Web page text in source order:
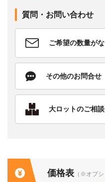
質問・お問い合わせ
ご希望の数量が
その他のお問合せ
大ロットのご相
価格表 （※オプシ